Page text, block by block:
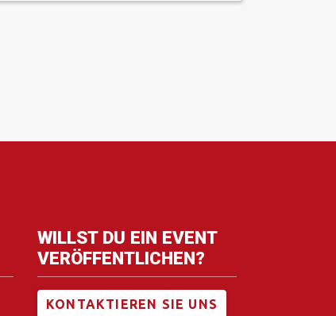
WILLST DU EIN EVENT
VERÖFFENTLICHEN?
KONTAKTIEREN SIE UNS